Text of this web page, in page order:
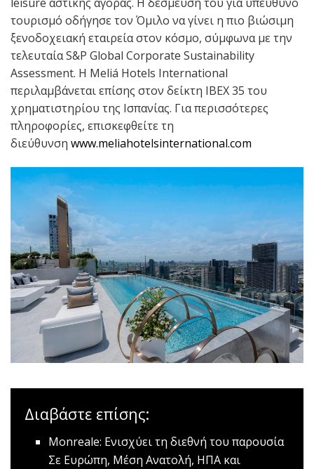
τουρισμό οδήγησε τον Όμιλο να γίνει η πιο βιώσιμη
ξενοδοχειακή εταιρεία στον κόσμο, σύμφωνα με την
τελευταία S&P Global Corporate Sustainability
Assessment. Η Meliá Hotels International
περιλαμβάνεται επίσης στον δείκτη IBEX 35 του
χρηματιστηρίου της Ισπανίας. Για περισσότερες
πληροφορίες, επισκεφθείτε τη
διεύθυνση www.meliahotelsinternational.com
Διαβάστε επίσης:
Monreale: Ενισχύει τη διεθνή του παρουσία
Σε Ευρώπη, Μέση Ανατολή, ΗΠΑ και